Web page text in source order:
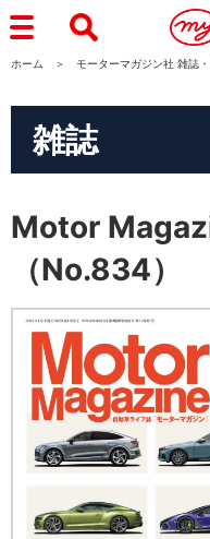
ホーム モーターマガジン社 雑誌
雑誌
Motor
（No.834）